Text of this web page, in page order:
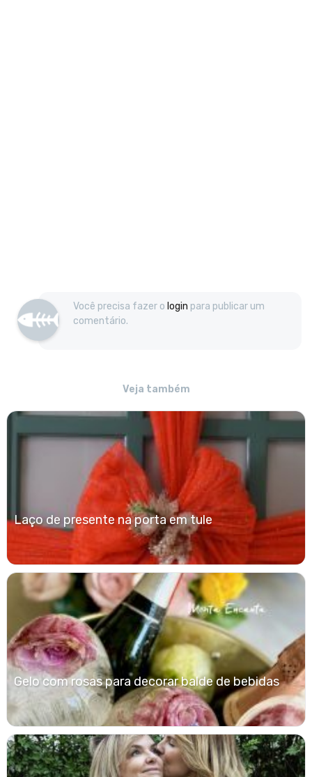
Você precisa fazer o login para publicar um
comentário.
Veja também
Laço de presente na porta em tule
Gelo com rosas para decorar balde de bebidas